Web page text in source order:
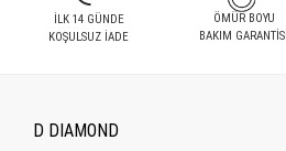
İLK 14 GÜNDE
KOŞULSUZ İADE
ÖMÜR BOYU
BAKIM GARANTİSİ
D DIAMOND